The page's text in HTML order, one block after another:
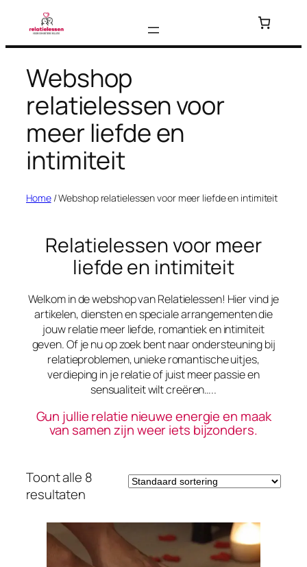
naar
de
inhoudWebshop
relatielessen voor
meer liefde en
intimiteit
Home/ Webshop relatielessen voor meer liefde en intimiteit
Relatielessen voor meer
liefde en intimiteit
Welkom in de webshop van Relatielessen! Hier vind je
artikelen, diensten en speciale arrangementen die
jouw relatie meer liefde, romantiek en intimiteit
geven. Of je nu op zoek bent naar ondersteuning bij
relatieproblemen, unieke romantische uitjes,
verdieping in je relatie of juist meer passie en
sensualiteit wilt creëren…..
Gun jullie relatie nieuwe energie en maak
van samen zijn weer iets bijzonders.
Toont alle 8
resultaten